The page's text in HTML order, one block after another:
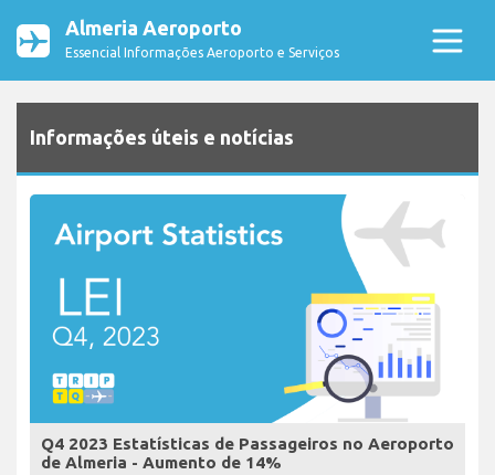
Almeria Aeroporto
Essencial Informações Aeroporto e Serviços
Informações úteis e notícias
Q4 2023 Estatísticas de Passageiros no Aeroporto
de Almeria - Aumento de 14%